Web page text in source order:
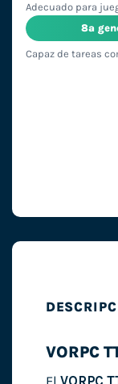
Adecuado para
8ª
Capaz de tareas
VORPC